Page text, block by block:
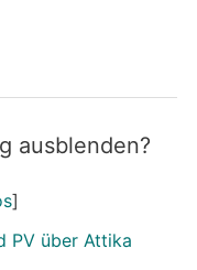
ausblenden?
]
PV über Attika